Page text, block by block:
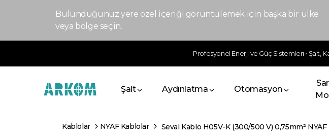
Bulunduğunuz yere özel içeriği görüntülemek için başka bir ülke
veya bölge seçin.
Profesyonel Enerji ve Güç Sistemleri • Şalt,
Şalt Aydınlatma Otomasyon
Kablolar NYAF Kablolar Seval Kablo H05V-K (300/500 V) 0,75mm² NYAF